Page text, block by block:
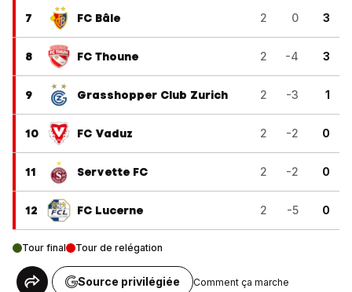
7 FC Bâle 2 0 3
8 FC Thoune 2 -4 3
9 Grasshopper Club Zurich 2 -3 1
10 FC Vaduz 2 -2 0
11 Servette FC 2 -2 0
12 FC Lucerne 2 -5 0
Tour final Tour de relégation
Source privilégiée Comment ça marche